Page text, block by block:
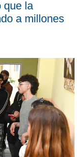
que la
a millones